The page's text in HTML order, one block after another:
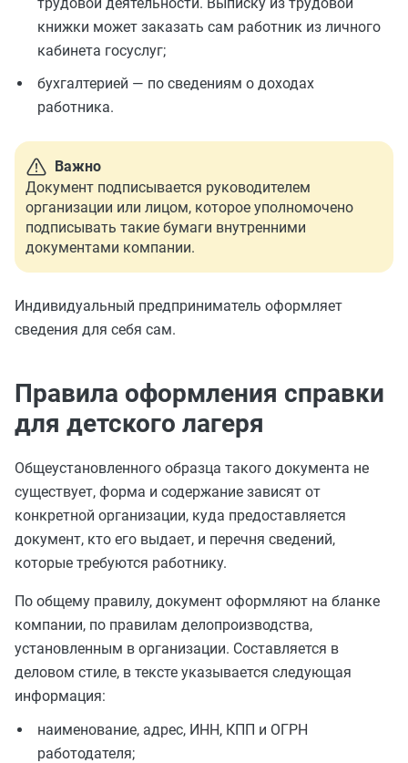
книжки может заказать сам работник из личного
кабинета госуслуг;
бухгалтерией — по сведениям о доходах
работника.
Важно
Документ подписывается руководителем
организации или лицом, которое уполномочено
подписывать такие бумаги внутренними
документами компании.
Индивидуальный предприниматель оформляет
сведения для себя сам.
Правила оформления справки
для детского лагеря
Общеустановленного образца такого документа не
существует, форма и содержание зависят от
конкретной организации, куда предоставляется
документ, кто его выдает, и перечня сведений,
которые требуются работнику.
По общему правилу, документ оформляют на бланке
компании, по правилам делопроизводства,
установленным в организации. Составляется в
деловом стиле, в тексте указывается следующая
информация:
наименование, адрес, ИНН, КПП и ОГРН
работодателя;